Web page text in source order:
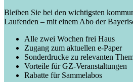
Bleiben Sie bei den wichtigsten
Laufenden – mit einem Abo der
Alle zwei Wochen frei Haus
Zugang zum aktuellen e-Paper
Sonderdrucke zu relevanten
Vorteile für GZ-Veranstaltungen
Rabatte für Sammelabos